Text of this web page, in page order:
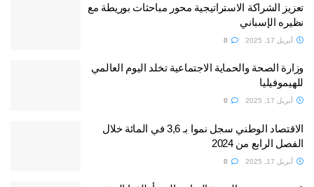
تعزيز الشراكة الاستراتيجية محور مباحثات بوريطة مع
نظيره الإسباني
أبريل 17, 2025
وزارة الصحة والحماية الاجتماعية تخلد اليوم العالمي
للهيموفيليا
أبريل 17, 2025
الاقتصاد الوطني سجل نموا بـ 3,6 في المائة خلال
الفصل الرابع من 2024
أبريل 17, 2025